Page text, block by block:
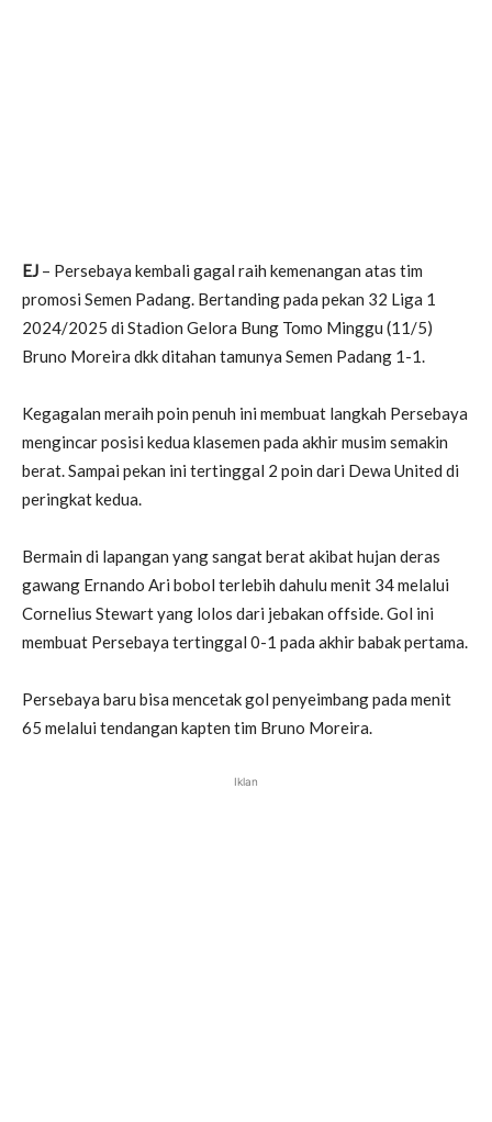
EJ – Persebaya kembali gagal raih kemenangan atas tim
promosi Semen Padang. Bertanding pada pekan 32 Liga 1
2024/2025 di Stadion Gelora Bung Tomo Minggu (11/5)
Bruno Moreira dkk ditahan tamunya Semen Padang 1-1.
Kegagalan meraih poin penuh ini membuat langkah Persebaya
mengincar posisi kedua klasemen pada akhir musim semakin
berat. Sampai pekan ini tertinggal 2 poin dari Dewa United di
peringkat kedua.
Bermain di lapangan yang sangat berat akibat hujan deras
gawang Ernando Ari bobol terlebih dahulu menit 34 melalui
Cornelius Stewart yang lolos dari jebakan offside. Gol ini
membuat Persebaya tertinggal 0-1 pada akhir babak pertama.
Persebaya baru bisa mencetak gol penyeimbang pada menit
65 melalui tendangan kapten tim Bruno Moreira.
Iklan